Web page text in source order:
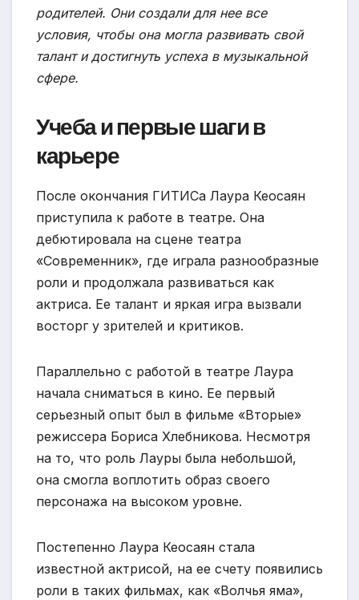
родителей. Они создали для нее все
условия, чтобы она могла развивать свой
талант и достигнуть успеха в музыкальной
сфере.
Учеба и первые шаги в
карьере
После окончания ГИТИСа Лаура Кеосаян
приступила к работе в театре. Она
дебютировала на сцене театра
«Современник», где играла разнообразные
роли и продолжала развиваться как
актриса. Ее талант и яркая игра вызвали
восторг у зрителей и критиков.
Параллельно с работой в театре Лаура
начала сниматься в кино. Ее первый
серьезный опыт был в фильме «Вторые»
режиссера Бориса Хлебникова. Несмотря
на то, что роль Лауры была небольшой,
она смогла воплотить образ своего
персонажа на высоком уровне.
Постепенно Лаура Кеосаян стала
известной актрисой, на ее счету появились
роли в таких фильмах, как «Волчья яма»,